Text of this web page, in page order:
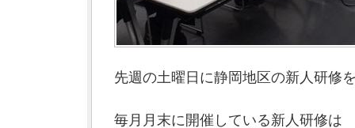
先週の土曜日に静岡地区の新人研修
毎月月末に開催している新人研修は